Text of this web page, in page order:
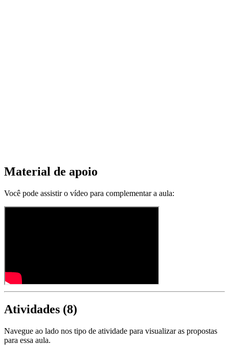
Material de apoio
Você pode assistir o vídeo para complementar a aula:
Atividades (8)
Navegue ao lado nos tipo de atividade para visualizar as propostas
para essa aula.